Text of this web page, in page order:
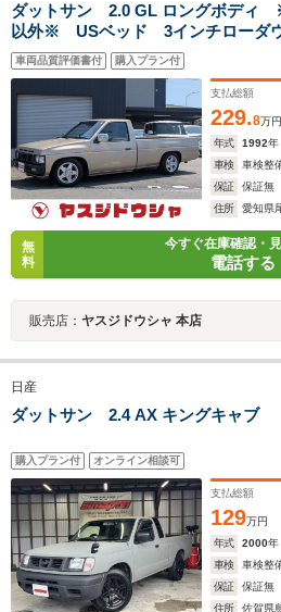
ダットサン 2.0 GL ロングボディ
以外※ USベッド 3インチローダ
ミ USベッド リアスムージング
ンチシート 社外テール シャンパン
み
車両品質評価書付 購入プラン付
支払総額
229.8万円
年式
1992年
車検
車検整
保証
保証無
住所
愛知県
無
料
今すぐ在庫確認・
電話する
販売店： ヤスジドウシャ 本店
日産
ダットサン 2.4 AX キングキャブ
購入プラン付 オンライン相談可
支払総額
129万円
年式
2000年
車検
車検整
保証
保証無
住所
佐賀県